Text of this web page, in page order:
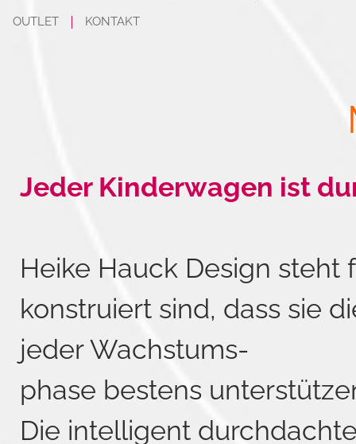
OUTLET KONTAKT
Jeder Kinderwagen ist
Heike Hauck Design
konstruiert sind, dass sie
jeder Wachstums-
phase bestens
Die intelligent